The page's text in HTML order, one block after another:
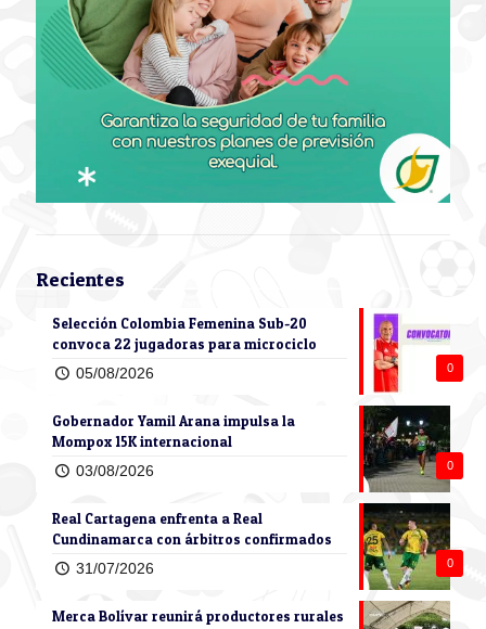
Recientes
0
Selección Colombia Femenina Sub-20
convoca 22 jugadoras para microciclo
05/08/2026
0
Gobernador Yamil Arana impulsa la
Mompox 15K internacional
03/08/2026
0
Real Cartagena enfrenta a Real
Cundinamarca con árbitros confirmados
31/07/2026
Merca Bolívar reunirá productores rurales